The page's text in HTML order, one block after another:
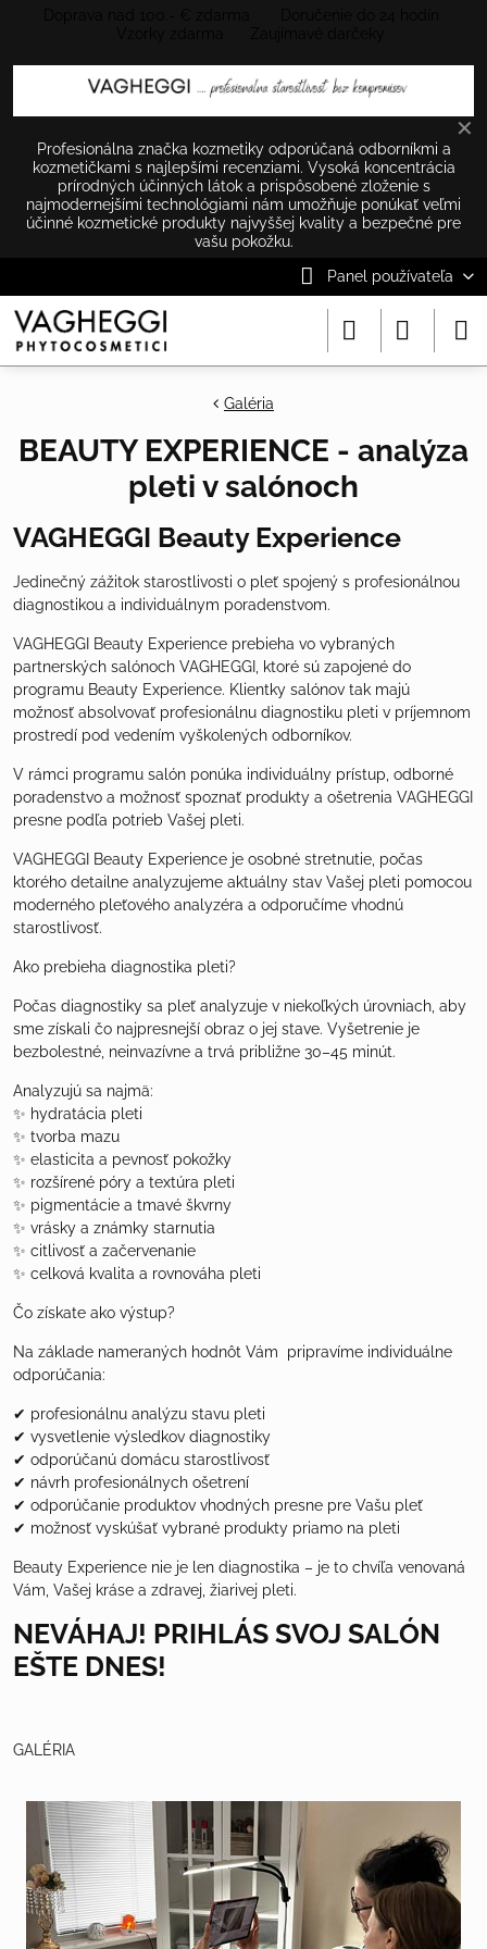
✕
Profesionálna značka kozmetiky odporúčaná odborníkmi a
kozmetičkami s najlepšími recenziami. Vysoká koncentrácia
prírodných účinných látok a prispôsobené zloženie s
najmodernejšími technológiami nám umožňuje ponúkať veľmi
účinné kozmetické produkty najvyššej kvality a bezpečné pre
vašu pokožku.
Panel používateľa
Galéria
BEAUTY EXPERIENCE - analýza
pleti v salónoch
VAGHEGGI Beauty Experience
Jedinečný zážitok starostlivosti o pleť spojený s profesionálnou
diagnostikou a individuálnym poradenstvom.
VAGHEGGI Beauty Experience prebieha vo vybraných
partnerských salónoch VAGHEGGI, ktoré sú zapojené do
programu Beauty Experience. Klientky salónov tak majú
možnosť absolvovať profesionálnu diagnostiku pleti v príjemnom
prostredí pod vedením vyškolených odborníkov.
V rámci programu salón ponúka individuálny prístup, odborné
poradenstvo a možnosť spoznať produkty a ošetrenia VAGHEGGI
presne podľa potrieb Vašej pleti.
VAGHEGGI Beauty Experience je osobné stretnutie, počas
ktorého detailne analyzujeme aktuálny stav Vašej pleti pomocou
moderného pleťového analyzéra a odporučíme vhodnú
starostlivosť.
Ako prebieha diagnostika pleti?
Počas diagnostiky sa pleť analyzuje v niekoľkých úrovniach, aby
sme získali čo najpresnejší obraz o jej stave. Vyšetrenie je
bezbolestné, neinvazívne a trvá približne 30–45 minút.
Analyzujú sa najmä:
✨ hydratácia pleti
✨ tvorba mazu
✨ elasticita a pevnosť pokožky
✨ rozšírené póry a textúra pleti
✨ pigmentácie a tmavé škvrny
✨ vrásky a známky starnutia
✨ citlivosť a začervenanie
✨ celková kvalita a rovnováha pleti
Čo získate ako výstup?
Na základe nameraných hodnôt Vám pripravíme individuálne
odporúčania:
✔ profesionálnu analýzu stavu pleti
✔ vysvetlenie výsledkov diagnostiky
✔ odporúčanú domácu starostlivosť
✔ návrh profesionálnych ošetrení
✔ odporúčanie produktov vhodných presne pre Vašu pleť
✔ možnosť vyskúšať vybrané produkty priamo na pleti
Beauty Experience nie je len diagnostika – je to chvíľa venovaná
Vám, Vašej kráse a zdravej, žiarivej pleti.
NEVÁHAJ! PRIHLÁS SVOJ SALÓN
EŠTE DNES!
GALÉRIA